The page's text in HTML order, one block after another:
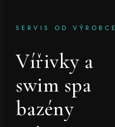
SERVIS OD VÝROBCE
Vířivky a
swim spa
bazény